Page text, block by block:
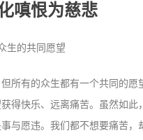
嗔恨为慈悲
生的共同愿望
但所有的众生都有一个共同的
得快乐、远离痛苦。虽然如此
与愿违。我们都不想要痛苦，